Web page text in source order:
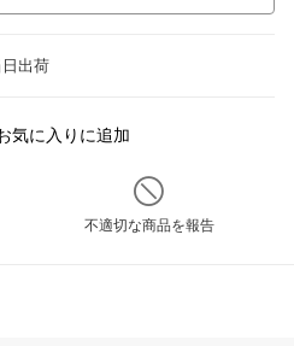
出荷
気に入りに追加
不適切な商品を報告